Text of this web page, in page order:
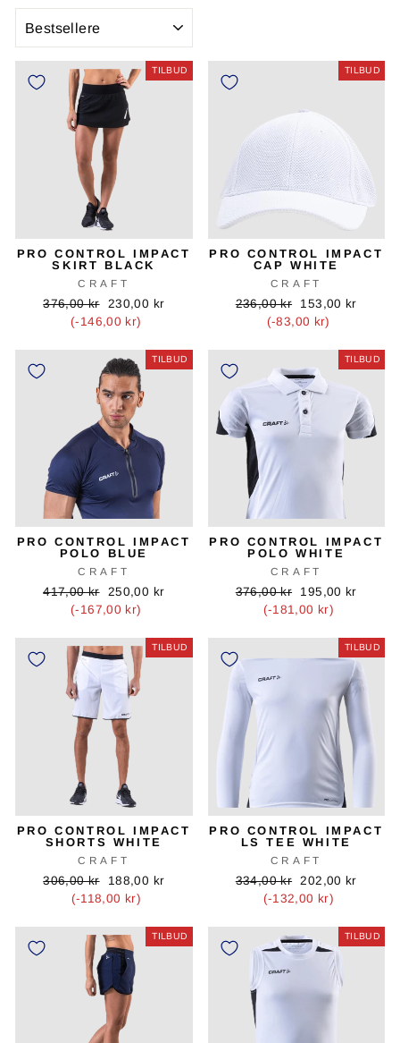
TILBUD
PRO CONTROL IMPACT
SKIRT BLACK
CRAFT
Oprindelig
376,00 kr Tilbudspris
230,00 kr
(-146,00 kr)
TILBUD
PRO CONTROL IMPACT
CAP WHITE
CRAFT
Oprindelig
236,00 kr Tilbudspris
153,00 kr
(-83,00 kr)
TILBUD
PRO CONTROL IMPACT
POLO BLUE
CRAFT
Oprindelig
417,00 kr Tilbudspris
250,00 kr
(-167,00 kr)
TILBUD
PRO CONTROL IMPACT
POLO WHITE
CRAFT
Oprindelig
376,00 kr Tilbudspris
195,00 kr
(-181,00 kr)
TILBUD
PRO CONTROL IMPACT
SHORTS WHITE
CRAFT
Oprindelig
306,00 kr Tilbudspris
188,00 kr
(-118,00 kr)
TILBUD
PRO CONTROL IMPACT
LS TEE WHITE
CRAFT
Oprindelig
334,00 kr Tilbudspris
202,00 kr
(-132,00 kr)
TILBUD TILBUD